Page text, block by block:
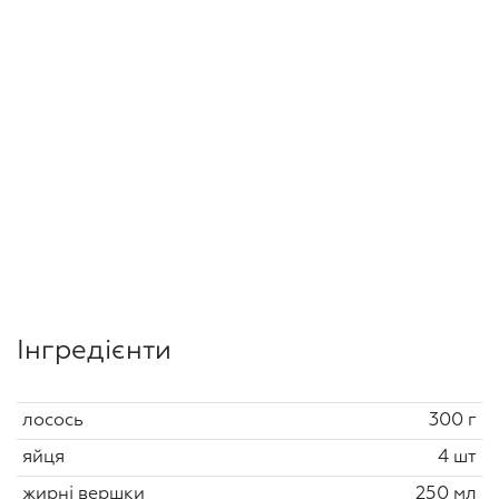
Інгредієнти
лосось 300 г
яйця 4 шт
жирні вершки 250 мл